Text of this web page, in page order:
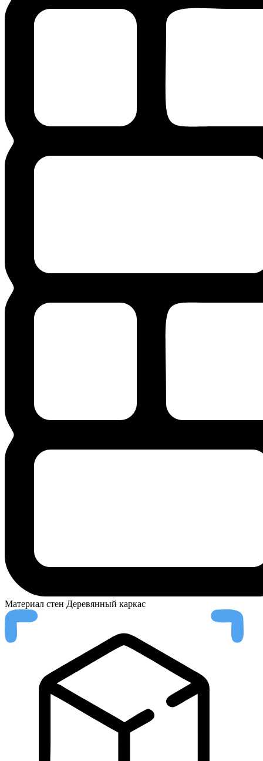
Материал стен Деревянный каркас